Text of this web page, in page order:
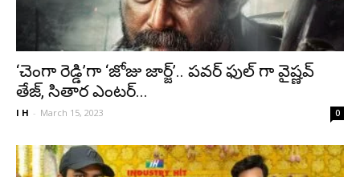
‘చెంగా రెడ్డి’గా ‘జోజు జార్జ్’.. పవర్ ఫుల్ గా వైష్ణవ్
తేజ్, సితార ఎంటర్...
I H - March 15, 2023 0